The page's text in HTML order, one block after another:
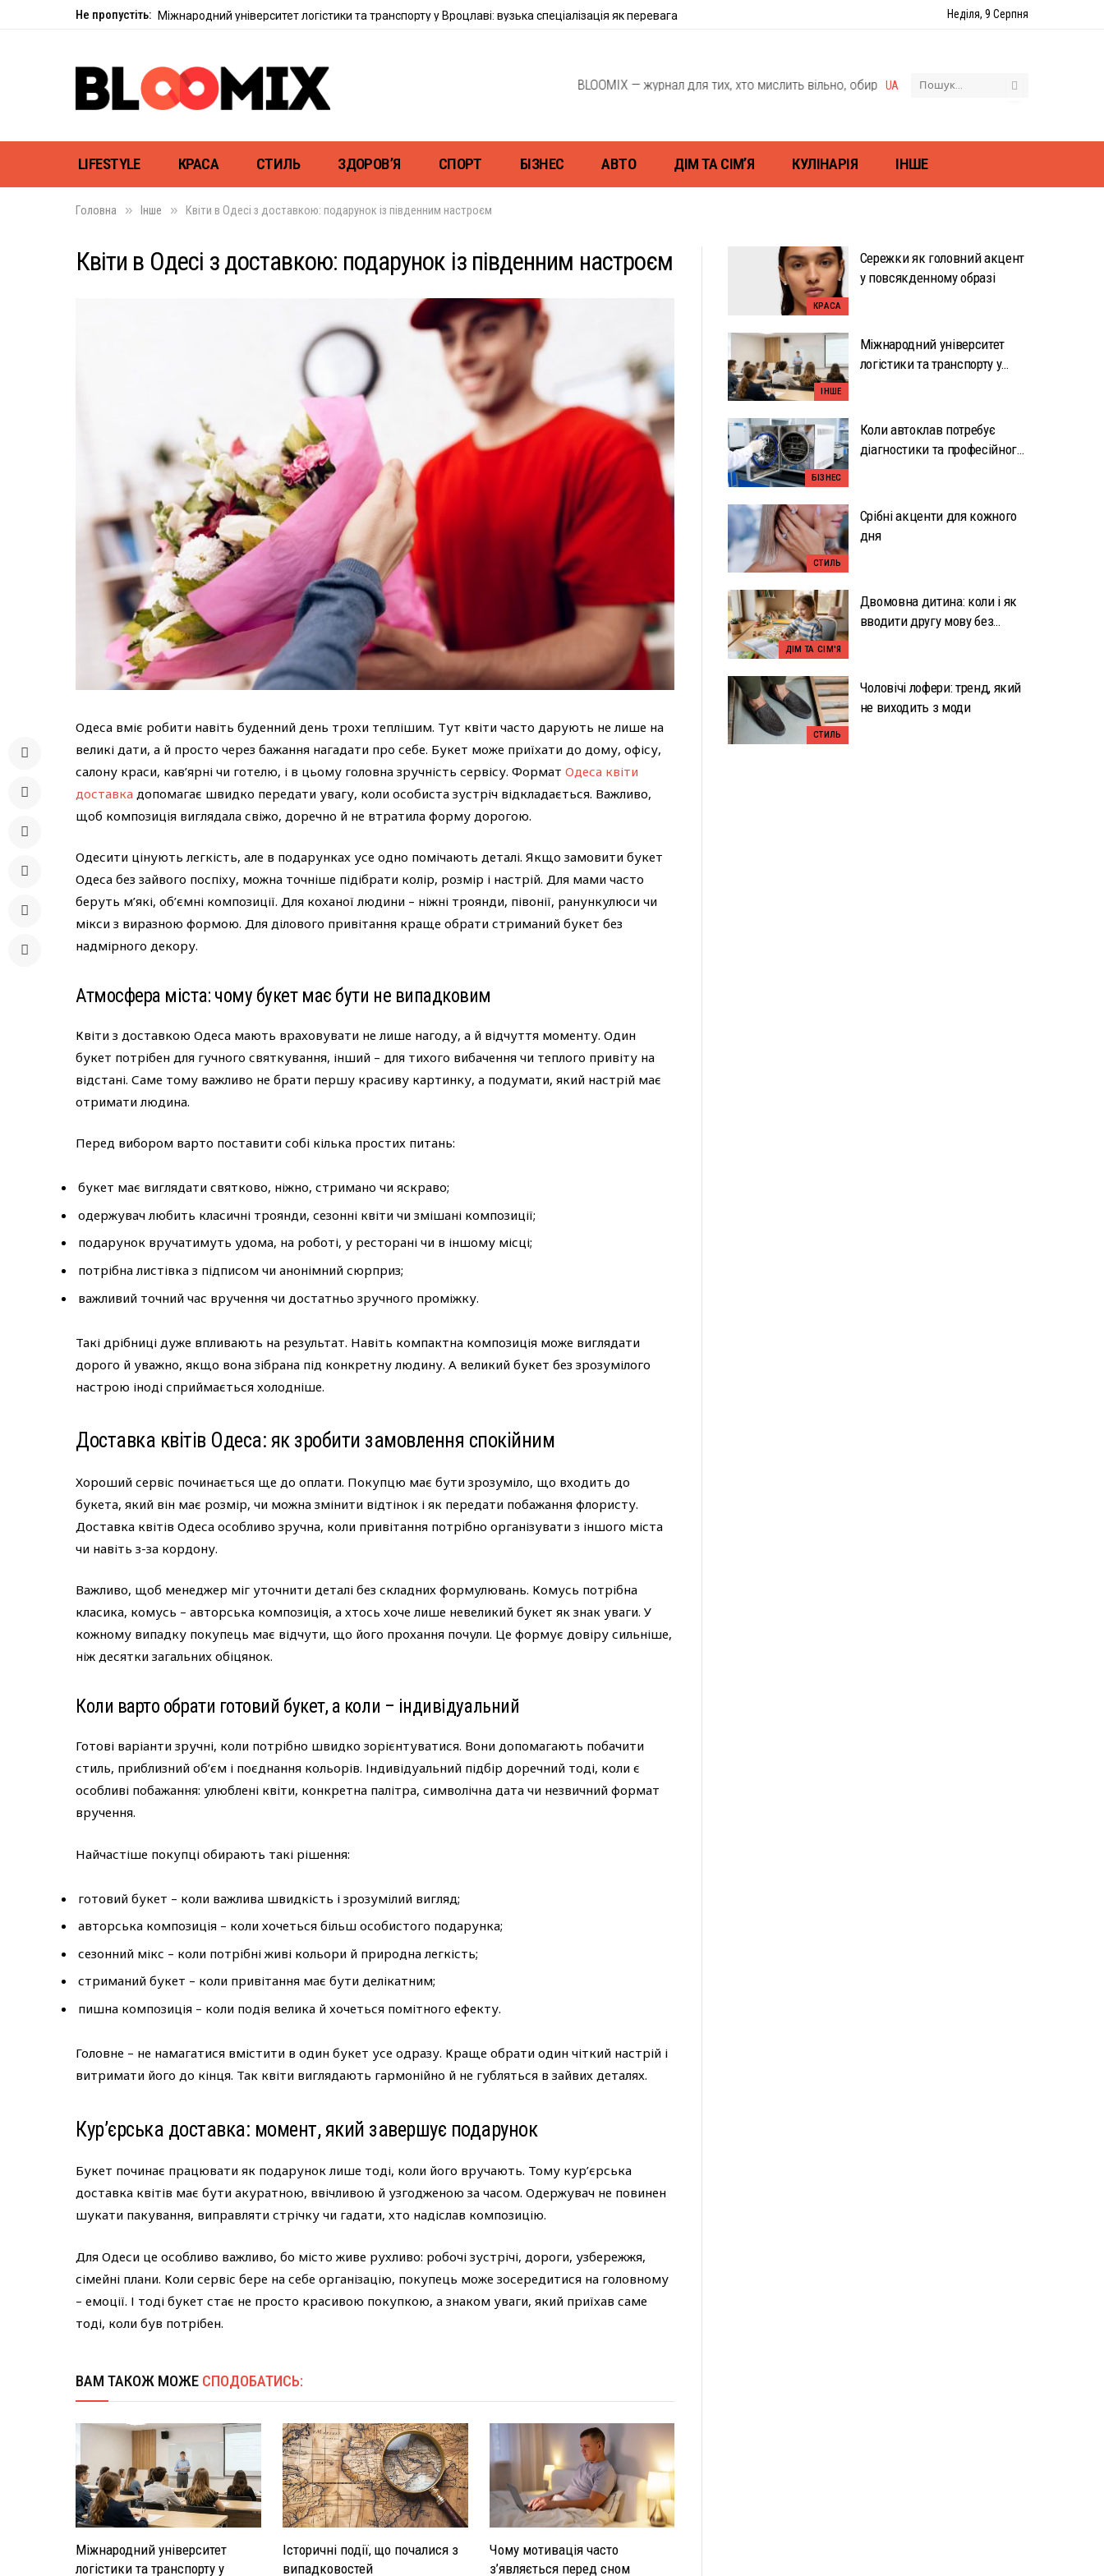
Не пропустіть: Міжнародний університет логістики та транспорту у Вроцлаві: вузька спеціалізація як перевага Неділя, 9 Серпня
BLOOMIX — журнал для тих, хто мислить вільно, обирає свій шлях, відкриває світ і себе — через моду,
UA
LIFESTYLE КРАСА СТИЛЬ ЗДОРОВ’Я СПОРТ БІЗНЕС АВТО ДІМ ТА СІМ’Я КУЛІНАРІЯ ІНШЕ
Головна » Інше » Квіти в Одесі з доставкою: подарунок із південним настроєм
Квіти в Одесі з доставкою: подарунок із південним настроєм
Одеса вміє робити навіть буденний день трохи теплішим. Тут квіти часто дарують не лише на
великі дати, а й просто через бажання нагадати про себе. Букет може приїхати до дому, офісу,
салону краси, кав’ярні чи готелю, і в цьому головна зручність сервісу. Формат Одеса квіти
доставка допомагає швидко передати увагу, коли особиста зустріч відкладається. Важливо,
щоб композиція виглядала свіжо, доречно й не втратила форму дорогою.
Одесити цінують легкість, але в подарунках усе одно помічають деталі. Якщо замовити букет
Одеса без зайвого поспіху, можна точніше підібрати колір, розмір і настрій. Для мами часто
беруть м’які, об’ємні композиції. Для коханої людини – ніжні троянди, півонії, ранункулюси чи
мікси з виразною формою. Для ділового привітання краще обрати стриманий букет без
надмірного декору.
Атмосфера міста: чому букет має бути не випадковим
Квіти з доставкою Одеса мають враховувати не лише нагоду, а й відчуття моменту. Один
букет потрібен для гучного святкування, інший – для тихого вибачення чи теплого привіту на
відстані. Саме тому важливо не брати першу красиву картинку, а подумати, який настрій має
отримати людина.
Перед вибором варто поставити собі кілька простих питань:
букет має виглядати святково, ніжно, стримано чи яскраво;
одержувач любить класичні троянди, сезонні квіти чи змішані композиції;
подарунок вручатимуть удома, на роботі, у ресторані чи в іншому місці;
потрібна листівка з підписом чи анонімний сюрприз;
важливий точний час вручення чи достатньо зручного проміжку.
Такі дрібниці дуже впливають на результат. Навіть компактна композиція може виглядати
дорого й уважно, якщо вона зібрана під конкретну людину. А великий букет без зрозумілого
настрою іноді сприймається холодніше.
Доставка квітів Одеса: як зробити замовлення спокійним
Хороший сервіс починається ще до оплати. Покупцю має бути зрозуміло, що входить до
букета, який він має розмір, чи можна змінити відтінок і як передати побажання флористу.
Доставка квітів Одеса особливо зручна, коли привітання потрібно організувати з іншого міста
чи навіть з-за кордону.
Важливо, щоб менеджер міг уточнити деталі без складних формулювань. Комусь потрібна
класика, комусь – авторська композиція, а хтось хоче лише невеликий букет як знак уваги. У
кожному випадку покупець має відчути, що його прохання почули. Це формує довіру сильніше,
ніж десятки загальних обіцянок.
Коли варто обрати готовий букет, а коли – індивідуальний
Готові варіанти зручні, коли потрібно швидко зорієнтуватися. Вони допомагають побачити
стиль, приблизний об’єм і поєднання кольорів. Індивідуальний підбір доречний тоді, коли є
особливі побажання: улюблені квіти, конкретна палітра, символічна дата чи незвичний формат
вручення.
Найчастіше покупці обирають такі рішення:
готовий букет – коли важлива швидкість і зрозумілий вигляд;
авторська композиція – коли хочеться більш особистого подарунка;
сезонний мікс – коли потрібні живі кольори й природна легкість;
стриманий букет – коли привітання має бути делікатним;
пишна композиція – коли подія велика й хочеться помітного ефекту.
Головне – не намагатися вмістити в один букет усе одразу. Краще обрати один чіткий настрій і
витримати його до кінця. Так квіти виглядають гармонійно й не губляться в зайвих деталях.
Кур’єрська доставка: момент, який завершує подарунок
Букет починає працювати як подарунок лише тоді, коли його вручають. Тому кур’єрська
доставка квітів має бути акуратною, ввічливою й узгодженою за часом. Одержувач не повинен
шукати пакування, виправляти стрічку чи гадати, хто надіслав композицію.
Для Одеси це особливо важливо, бо місто живе рухливо: робочі зустрічі, дороги, узбережжя,
сімейні плани. Коли сервіс бере на себе організацію, покупець може зосередитися на головному
– емоції. І тоді букет стає не просто красивою покупкою, а знаком уваги, який приїхав саме
тоді, коли був потрібен.
ВАМ ТАКОЖ МОЖЕ СПОДОБАТИСЬ:
Міжнародний університет
логістики та транспорту у
Історичні події, що почалися з
випадковостей
Чому мотивація часто
з’являється перед сном
КРАСА
Сережки як головний акцент
у повсякденному образі
ІНШЕ
Міжнародний університет
логістики та транспорту у
БІЗНЕС
Коли автоклав потребує
діагностики та професійного
СТИЛЬ
Срібні акценти для кожного
дня
ДІМ ТА СІМ'Я
Двомовна дитина: коли і як
вводити другу мову без
СТИЛЬ
Чоловічі лофери: тренд, який
не виходить з моди